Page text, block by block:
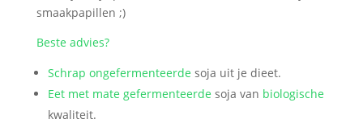
smaakpapillen ;)
Beste advies?
Schrap ongefermenteerdesoja uit je dieet.
Eet met mate gefermenteerdesoja van biologische
kwaliteit.